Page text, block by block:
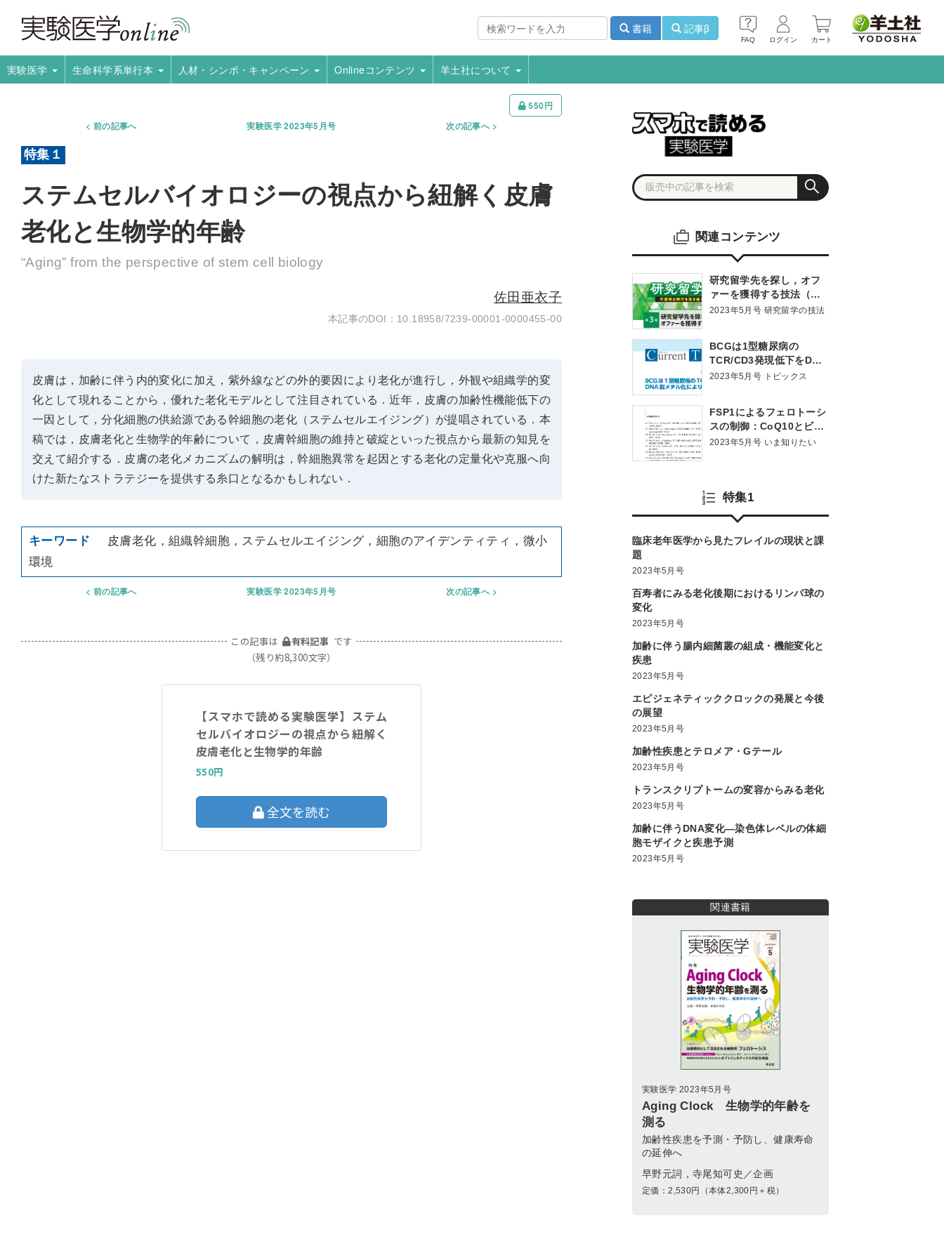
FAQ ログイン カート
書籍 記事β
実験医学 生命科学系単行本 人材・シンポ・キャンペーン Onlineコンテンツ 羊土社について
550円
前の記事へ
実験医学 2023年5月号 次の記事へ
ステムセルバイオロジーの視点から紐解く皮膚
老化と生物学的年齢
“Aging” from the perspective of stem cell biology
佐田亜衣子
10.18958/7239-00001-0000455-00
皮膚は，加齢に伴う内的変化に加え，紫外線などの外的要因により老化が進行し，外観や組織学的変
化として現れることから，優れた老化モデルとして注目されている．近年，皮膚の加齢性機能低下の
一因として，分化細胞の供給源である幹細胞の老化（ステムセルエイジング）が提唱されている．本
稿では，皮膚老化と生物学的年齢について，皮膚幹細胞の維持と破綻といった視点から最新の知見を
交えて紹介する．皮膚の老化メカニズムの解明は，幹細胞異常を起因とする老化の定量化や克服へ向
けた新たなストラテジーを提供する糸口となるかもしれない．
皮膚老化，組織幹細胞，ステムセルエイジング，細胞のアイデンティティ，微小
環境
前の記事へ 実験医学 2023年5月号 次の記事へ
この記事は 有料記事 です
（残り約8,300文字）
【スマホで読める実験医学】ステム
セルバイオロジーの視点から紐解く
皮膚老化と生物学的年齢
550円
全文を読む
関連コンテンツ
研究留学先を探し，オフ
ァーを獲得する技法（後
編）
2023年5月号 研究留学の技法
BCGは1型糖尿病の
TCR/CD3発現低下をDNA
脱メチル化により改善す
2023年5月号 トピックス
FSP1によるフェロトーシ
スの制御：CoQ10とビタ
ミンK
2023年5月号 いま知りたい
特集1
臨床老年医学から見たフレイルの現状と課
題
2023年5月号
百寿者にみる老化後期におけるリンパ球の
変化
2023年5月号
加齢に伴う腸内細菌叢の組成・機能変化と
疾患
2023年5月号
エピジェネティッククロックの発展と今後
の展望
2023年5月号
加齢性疾患とテロメア・Gテール
2023年5月号
トランスクリプトームの変容からみる老化
2023年5月号
加齢に伴うDNA変化―染色体レベルの体細
胞モザイクと疾患予測
2023年5月号
関連書籍
実験医学 2023年5月号
Aging Clock 生物学的年齢を
測る
加齢性疾患を予測・予防し、健康寿命
の延伸へ
早野元詞，寺尾知可史／企画
定価：2,530円（本体2,300円＋税）